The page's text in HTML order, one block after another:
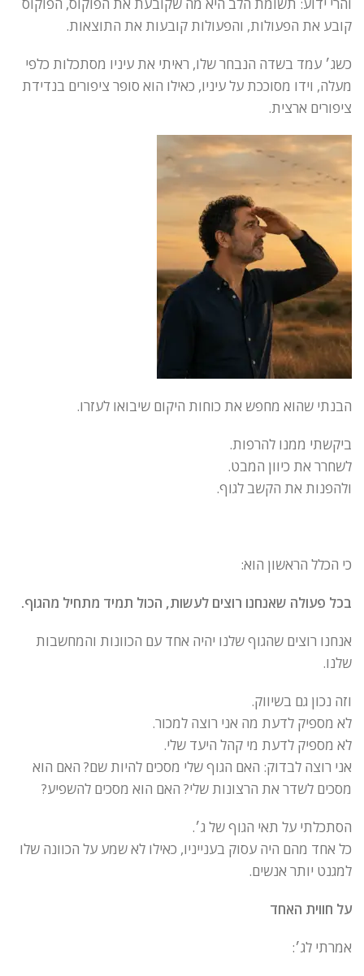
קובע את הפעולות, והפעולות קובעות את התוצאות.
כשג׳ עמד בשדה הנבחר שלו, ראיתי את עיניו מסתכלות כלפי
מעלה, וידו מסוככת על עיניו, כאילו הוא סופר ציפורים בנדידת
ציפורים ארצית.
הבנתי שהוא מחפש את כוחות היקום שיבואו לעזרו.
ביקשתי ממנו להרפות.
לשחרר את כיוון המבט.
ולהפנות את הקשב לגוף.
כי הכלל הראשון הוא:
בכל פעולה שאנחנו רוצים לעשות, הכול תמיד מתחיל מהגוף.
אנחנו רוצים שהגוף שלנו יהיה אחד עם הכוונות והמחשבות
שלנו.
וזה נכון גם בשיווק.
לא מספיק לדעת מה אני רוצה למכור.
לא מספיק לדעת מי קהל היעד שלי.
אני רוצה לבדוק: האם הגוף שלי מסכים להיות שם? האם הוא
מסכים לשדר את הרצונות שלי? האם הוא מסכים להשפיע?
הסתכלתי על תאי הגוף של ג׳.
כל אחד מהם היה עסוק בענייניו, כאילו לא שמע על הכוונה שלו
למגנט יותר אנשים.
על חווית האחד
אמרתי לג׳: